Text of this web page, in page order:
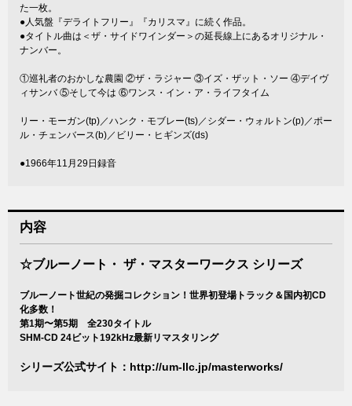
た一枚。
●人気盤『デライトフリー』『カリスマ』に続く作品。
●タイトル曲は＜ザ・サイドワインダー＞の延長線上にあるオリジナル・
ナンバー。
①巡礼者のおかしな農園 ②ザ・ラジャー ③イズ・ザット・ソー ④デイヴ
ィサンバ ⑤そして今は ⑥ワンス・イン・ア・ライフタイム
リー・モーガン(tp)／ハンク・モブレー(ts)／シダー・ウォルトン(p)／ポー
ル・チェンバース(b)／ビリー・ヒギンズ(ds)
●1966年11月29日録音
内容
☆ブルーノート・ ザ・マスターワークス シリーズ
ブルーノート世紀の発掘コレクション！世界初登場トラック＆国内初CD
化多数！
第1期〜第5期 全230タイトル
SHM-CD 24ビット192kHz最新リマスタリング
シリーズ公式サイト： http://um-llc.jp/masterworks/